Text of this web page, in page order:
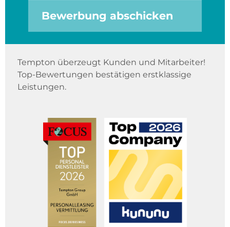
Bewerbung abschicken
Tempton überzeugt Kunden und Mitarbeiter!
Top-Bewertungen bestätigen erstklassige
Leistungen.